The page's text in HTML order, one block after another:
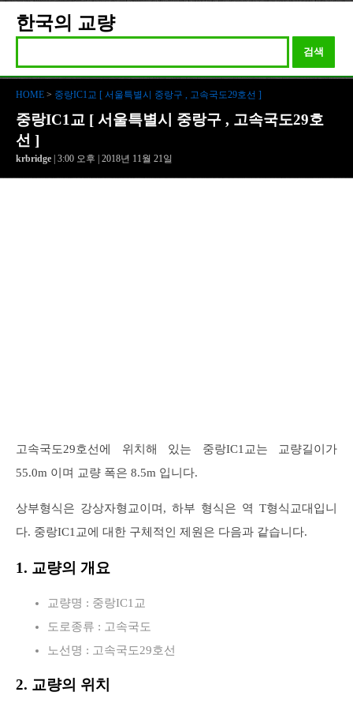
한국의 교량
검색
HOME > 중랑IC1교 [ 서울특별시 중랑구 , 고속국도29호선 ]
중랑IC1교 [ 서울특별시 중랑구 , 고속국도29호
선 ]
krbridge | 3:00 오후 | 2018년 11월 21일
고속국도29호선에 위치해 있는 중랑IC1교는 교량길이가
55.0m 이며 교량 폭은 8.5m 입니다.
상부형식은 강상자형교이며, 하부 형식은 역 T형식교대입니
다. 중랑IC1교에 대한 구체적인 제원은 다음과 같습니다.
1. 교량의 개요
교량명 : 중랑IC1교
도로종류 : 고속국도
노선명 : 고속국도29호선
2. 교량의 위치